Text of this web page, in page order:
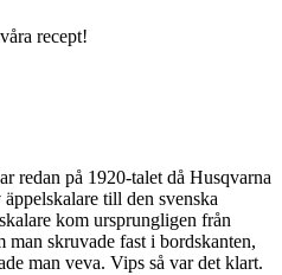
recept!
redan på 1920-talet då Husqvarna
till den svenska
kom ursprungligen från
skruvade fast i bordskanten,
man veva. Vips så var det klart.